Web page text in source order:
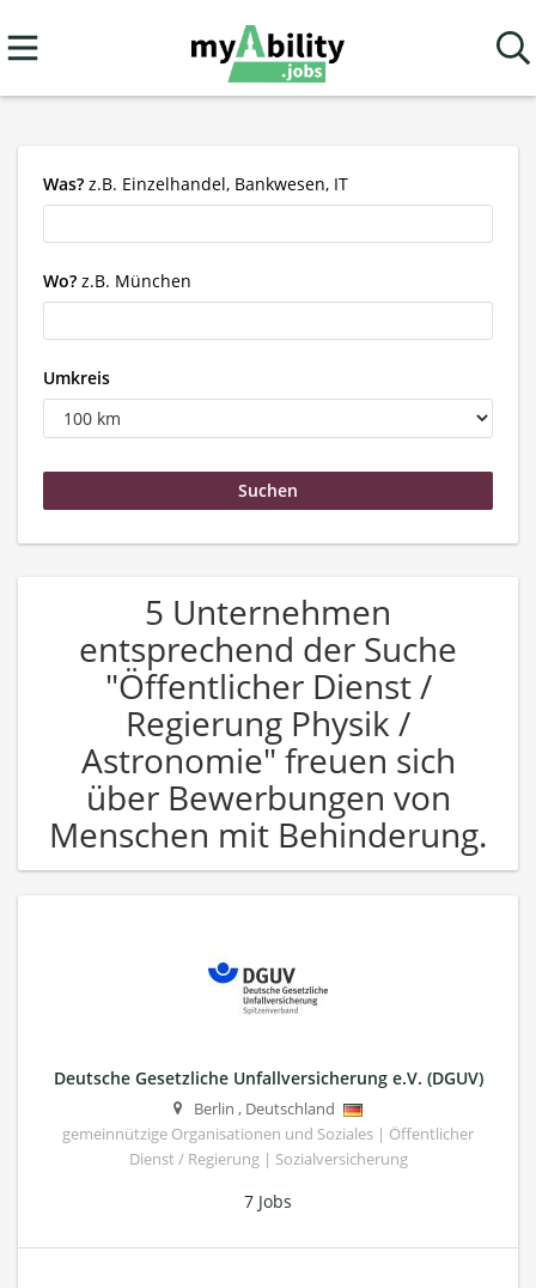
Was? z.B. Einzelhandel, Bankwesen, IT
Wo? z.B. München
Umkreis
5 Unternehmen
entsprechend der Suche
"Öffentlicher Dienst /
Regierung Physik /
Astronomie" freuen sich
über Bewerbungen von
Menschen mit Behinderung.
Deutsche Gesetzliche Unfallversicherung e.V. (DGUV)
Berlin , Deutschland
gemeinnützige Organisationen und Soziales | Öffentlicher
Dienst / Regierung | Sozialversicherung
7 Jobs